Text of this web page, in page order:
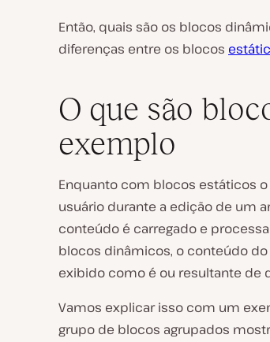
Então, quais são os blocos
diferenças entre os blocos
O que são
exemplo
Enquanto com blocos estáticos
usuário durante a edição de um
conteúdo é carregado e
blocos dinâmicos, o conteúdo
exibido como é ou resultante de
Vamos explicar isso com um
grupo de blocos agrupados